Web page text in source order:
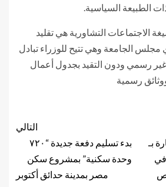
الطبيعة السياسية.
الاجتماعات التشاورية هي تقليد
الجامعة وهي تتيح للوزراء تبادل
رسمي ودون التقيد بجدول أعمال
رسمية
بـ
في
التالي
بدء تسليم دفعة جديدة “٧٢٠
وحدة سكنية” بمشروع سكن
مصر بمدينة حدائق أكتوبر